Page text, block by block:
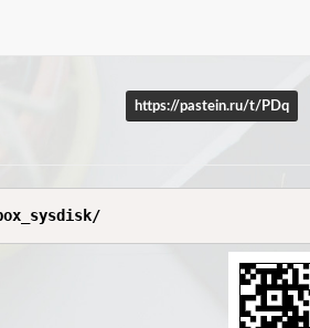
https://pastein.ru/t/PDq